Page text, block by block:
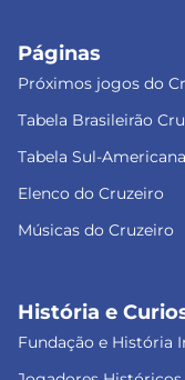
Páginas
Próximos jogos do
Tabela Brasileirão
Tabela Sul-
Elenco do Cruzeiro
Músicas do Cruzeiro
História e
Fundação e História